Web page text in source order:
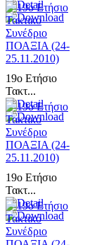
19ο Ετήσιο
Τακτ...
19ο Ετήσιο
Τακτ...